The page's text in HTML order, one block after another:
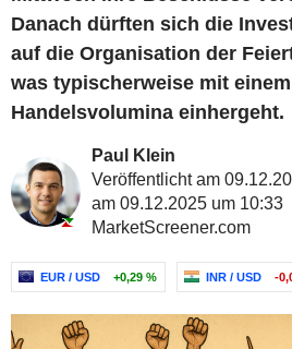
Danach dürften sich die
auf die Organisation der
was typischerweise mit
Handelsvolumina einhergeht.
Paul Klein
Veröffentlicht am
am 09.12.2025 um 10:33
MarketScreener.com
EUR / USD +0,29 % INR / USD -